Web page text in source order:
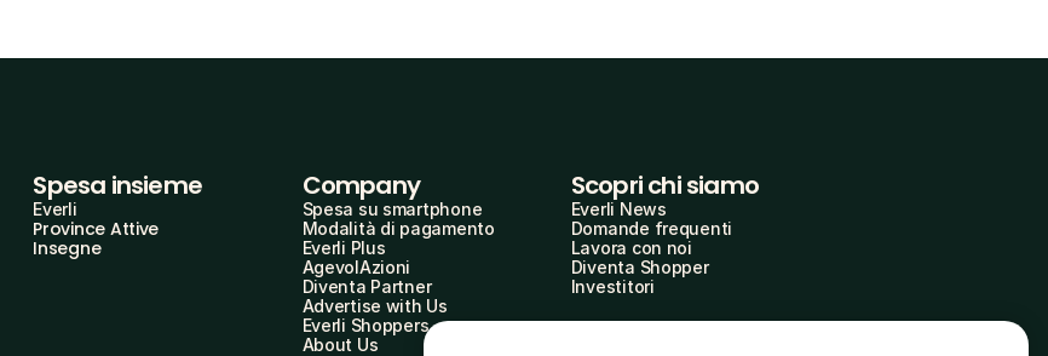
Spesa insieme
Everli
Province Attive
Insegne
Company
Spesa su smartphone
Modalità di pagamento
Everli Plus
AgevolAzioni
Diventa Partner
Advertise with Us
Everli Shoppers
About Us
Scopri chi siamo
Everli News
Domande frequenti
Lavora con noi
Diventa Shopper
Investitori